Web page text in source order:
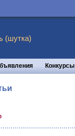
(шутка)
Конкурсы